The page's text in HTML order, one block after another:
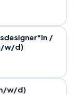
/
/w/d)
/w/d)